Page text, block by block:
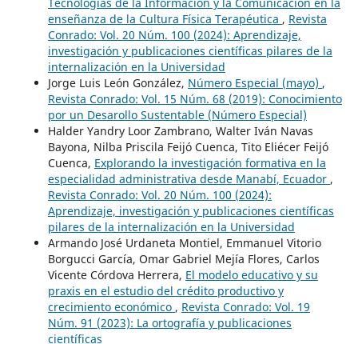
enseñanza de la Cultura Física Terapéutica , Revista
Conrado: Vol. 20 Núm. 100 (2024): Aprendizaje,
investigación y publicaciones científicas pilares de la
internalización en la Universidad
Jorge Luis León González, Número Especial (mayo) ,
Revista Conrado: Vol. 15 Núm. 68 (2019): Conocimiento
por un Desarollo Sustentable (Número Especial)
Halder Yandry Loor Zambrano, Walter Iván Navas
Bayona, Nilba Priscila Feijó Cuenca, Tito Eliécer Feijó
Cuenca, Explorando la investigación formativa en la
especialidad administrativa desde Manabí, Ecuador ,
Revista Conrado: Vol. 20 Núm. 100 (2024):
Aprendizaje, investigación y publicaciones científicas
pilares de la internalización en la Universidad
Armando José Urdaneta Montiel, Emmanuel Vitorio
Borgucci García, Omar Gabriel Mejía Flores, Carlos
Vicente Córdova Herrera, El modelo educativo y su
praxis en el estudio del crédito productivo y
crecimiento económico , Revista Conrado: Vol. 19
Núm. 91 (2023): La ortografía y publicaciones
científicas